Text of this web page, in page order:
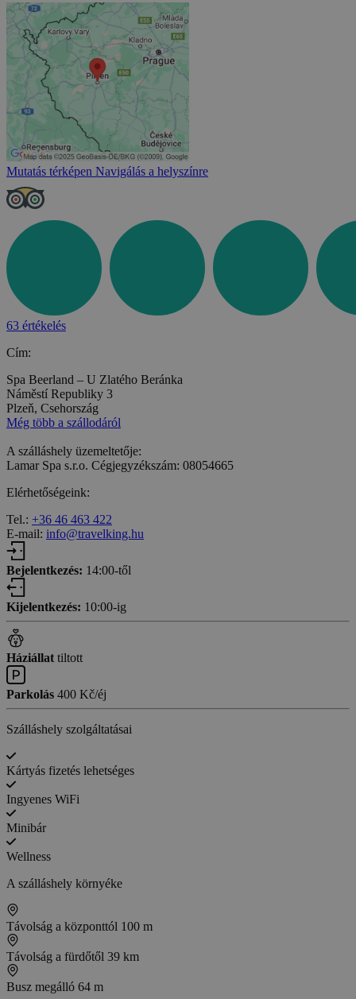
Mutatás térképen Navigálás a helyszínre
63 értékelés
Cím:
Spa Beerland – U Zlatého Beránka
Náměstí Republiky 3
Plzeň, Csehország
Még több a szállodáról
A szálláshely üzemeltetője:
Lamar Spa s.r.o. Cégjegyzékszám: 08054665
Elérhetőségeink:
Tel.: +36 46 463 422
E-mail: info@travelking.hu
Bejelentkezés: 14:00-től
Kijelentkezés: 10:00-ig
Háziállat tiltott
Parkolás 400 Kč/éj
Szálláshely szolgáltatásai
Kártyás fizetés lehetséges
Ingyenes WiFi
Minibár
Wellness
A szálláshely környéke
Távolság a központtól 100 m
Távolság a fürdőtől 39 km
Busz megálló 64 m